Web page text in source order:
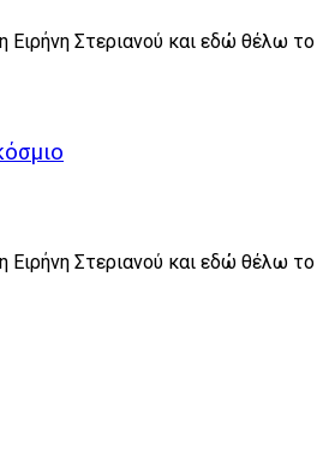
Στεριανού και εδώ θέλω
Στεριανού και εδώ θέλω